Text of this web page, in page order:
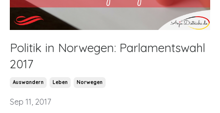
Politik in Norwegen: Parlamentswahl
2017
Auswandern Leben Norwegen
Sep 11, 2017